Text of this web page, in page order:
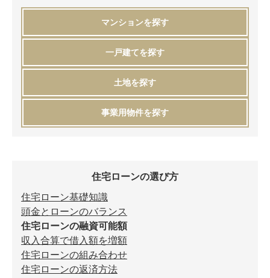
マンションを探す
一戸建てを探す
土地を探す
事業用物件を探す
住宅ローンの選び方
住宅ローン基礎知識
頭金とローンのバランス
住宅ローンの融資可能額
収入合算で借入額を増額
住宅ローンの組み合わせ
住宅ローンの返済方法